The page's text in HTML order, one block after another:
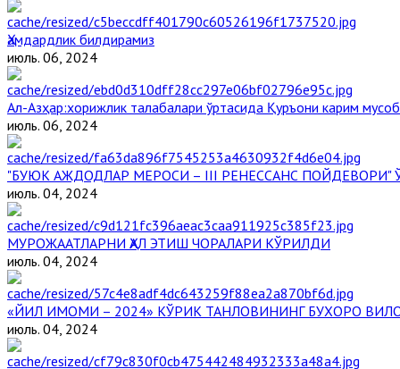
Ҳамдардлик билдирамиз
июль. 06, 2024
Aл-Aзҳар:хорижлик талабалари ўртасида Қуръони карим
июль. 06, 2024
"БУЮК АЖДОДЛАР МЕРОСИ – III РЕНЕССАНС
июль. 04, 2024
МУРОЖААТЛАРНИ ҲАЛ ЭТИШ ЧОРАЛАРИ КЎРИЛДИ
июль. 04, 2024
«ЙИЛ ИМОМИ – 2024» КЎРИК ТАНЛОВИНИНГ БУХОРО
июль. 04, 2024